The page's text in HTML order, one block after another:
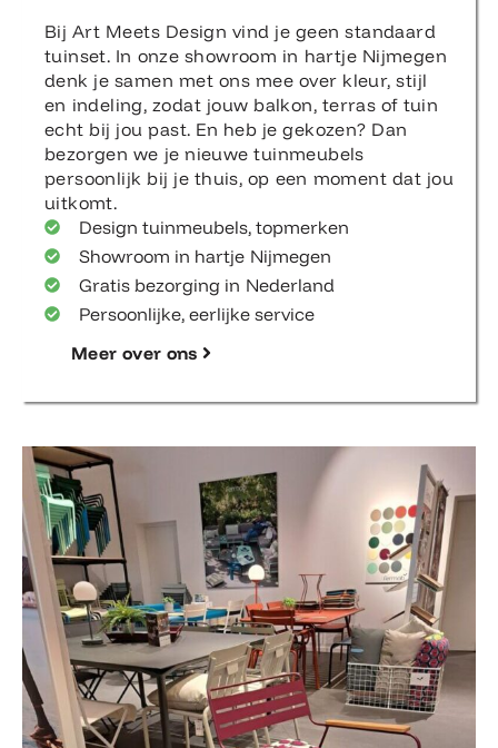
Bij Art Meets Design vind je geen standaard
tuinset. In onze showroom in hartje Nijmegen
denk je samen met ons mee over kleur, stijl
en indeling, zodat jouw balkon, terras of tuin
echt bij jou past. En heb je gekozen? Dan
bezorgen we je nieuwe tuinmeubels
persoonlijk bij je thuis, op een moment dat jou
uitkomt.
Design tuinmeubels, topmerken
Showroom in hartje Nijmegen
Gratis bezorging in Nederland
Persoonlijke, eerlijke service
Meer over ons